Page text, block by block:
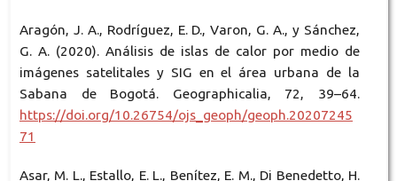
Aragón, J. A., Rodríguez, E. D., Varon, G. A., y Sánchez,
G. A. (2020). Análisis de islas de calor por medio de
imágenes satelitales y SIG en el área urbana de la
Sabana de Bogotá. Geographicalia, 72, 39–64.
https://doi.org/10.26754/ojs_geoph/geoph.20207245
71
Asar, M. L., Estallo, E. L., Benítez, E. M., Di Benedetto, H.